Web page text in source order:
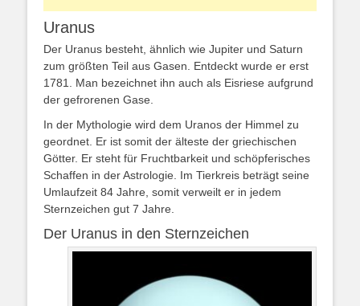
Uranus
Der Uranus besteht, ähnlich wie Jupiter und Saturn
zum größten Teil aus Gasen. Entdeckt wurde er erst
1781. Man bezeichnet ihn auch als Eisriese aufgrund
der gefrorenen Gase.
In der Mythologie wird dem Uranos der Himmel zu
geordnet. Er ist somit der älteste der griechischen
Götter. Er steht für Fruchtbarkeit und schöpferisches
Schaffen in der Astrologie. Im Tierkreis beträgt seine
Umlaufzeit 84 Jahre, somit verweilt er in jedem
Sternzeichen gut 7 Jahre.
Der Uranus in den Sternzeichen